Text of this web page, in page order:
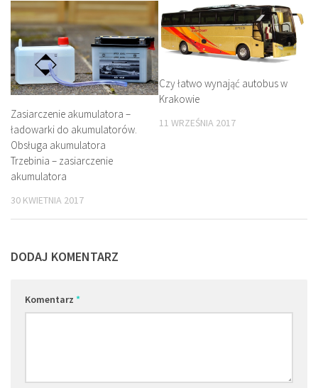
Zasiarczenie akumulatora –
ładowarki do akumulatorów.
Obsługa akumulatora
Trzebinia – zasiarczenie
akumulatora
30 KWIETNIA 2017
Czy łatwo wynająć autobus w
Krakowie
11 WRZEŚNIA 2017
DODAJ KOMENTARZ
Komentarz *